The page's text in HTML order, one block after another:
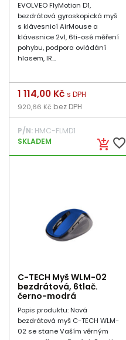
EVOLVEO FlyMotion D1,
bezdrátová gyroskopická myš
s klávesnicí AirMouse a
klávesnice 2v1, 6ti-osé měření
pohybu, podpora ovládání
hlasem, IR...
add_shopping_cart favorite_border
Cena
1 114,00 Kč s DPH
920,66 Kč bez DPH
P/N: HMC-FLMD1
SKLADEM
C-TECH Myš WLM-02
bezdrátová, 6tlač.
černo-modrá
Popis produktu: Nová
bezdrátová myš C-TECH WLM-
02 se stane Vaším věrným